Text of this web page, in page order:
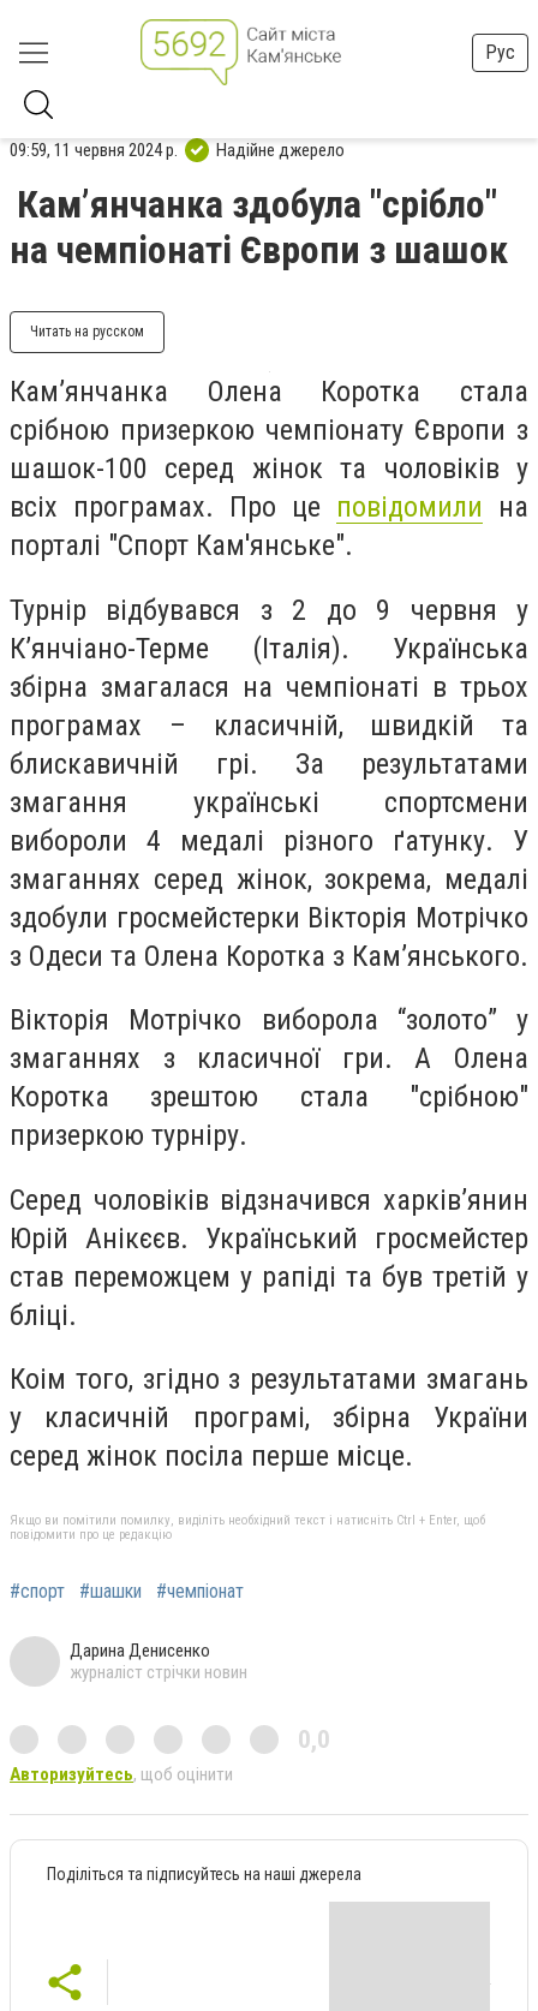
Рус
09:59, 11 червня 2024 р. Надійне джерело
Кам’янчанка здобула "срібло"
на чемпіонаті Європи з шашок
Читать на русском
Кам’янчанка Олена Коротка стала
срібною призеркою чемпіонату Європи з
шашок-100 серед жінок та чоловіків у
всіх програмах. Про це повідомили на
порталі "Спорт Кам'янське".
Турнір відбувався з 2 до 9 червня у
К’янчіано-Терме (Італія). Українська
збірна змагалася на чемпіонаті в трьох
програмах – класичній, швидкій та
блискавичній грі. За результатами
змагання українські спортсмени
вибороли 4 медалі різного ґатунку. У
змаганнях серед жінок, зокрема, медалі
здобули гросмейстерки Вікторія Мотрічко
з Одеси та Олена Коротка з Кам’янського.
Вікторія Мотрічко виборола “золото” у
змаганнях з класичної гри. А Олена
Коротка зрештою стала "срібною"
призеркою турніру.
Серед чоловіків відзначився харків’янин
Юрій Анікєєв. Український гросмейстер
став переможцем у рапіді та був третій у
бліці.
Коім того, згідно з результатами змагань
у класичній програмі, збірна України
серед жінок посіла перше місце.
Якщо ви помітили помилку, виділіть необхідний текст і натисніть Ctrl + Enter, щоб
повідомити про це редакцію
#спорт #шашки #чемпіонат
Дарина Денисенко
журналіст стрічки новин
0,0
Авторизуйтесь, щоб оцінити
Поділіться та підписуйтесь на наші джерела